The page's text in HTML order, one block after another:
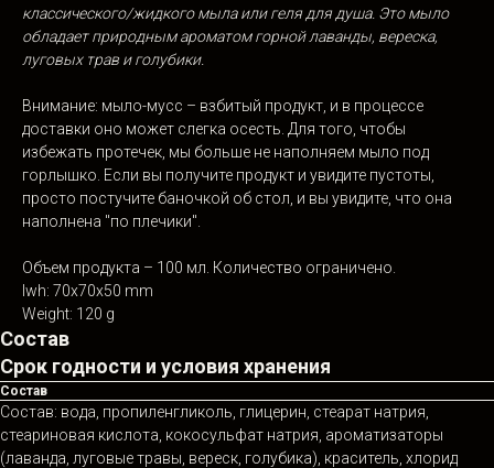
классического/жидкого мыла или геля для душа. Это мыло
обладает природным ароматом горной лаванды, вереска,
луговых трав и голубики.
Внимание: мыло-мусс – взбитый продукт, и в процессе
доставки оно может слегка осесть. Для того, чтобы
избежать протечек, мы больше не наполняем мыло под
горлышко. Если вы получите продукт и увидите пустоты,
просто постучите баночкой об стол, и вы увидите, что она
наполнена "по плечики".
Объем продукта – 100 мл. Количество ограничено.
lwh: 70x70x50 mm
Weight: 120 g
Состав
Срок годности и условия хранения
Состав
Состав: вода, пропиленгликоль, глицерин, стеарат натрия,
стеариновая кислота, кокосульфат натрия, ароматизаторы
(лаванда, луговые травы, вереск, голубика), краситель, хлорид